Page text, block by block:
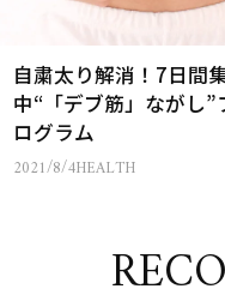
自粛太り解消！7日間
中“「デブ筋」ながし”
ログラム
2021/8/4HEALTH